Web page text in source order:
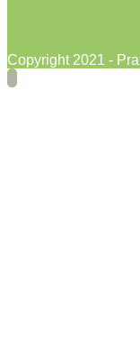
Copyright 2021 -